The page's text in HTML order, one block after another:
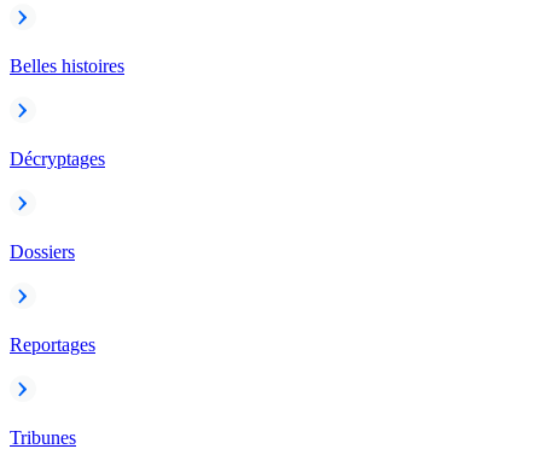
Belles histoires
Décryptages
Dossiers
Reportages
Tribunes